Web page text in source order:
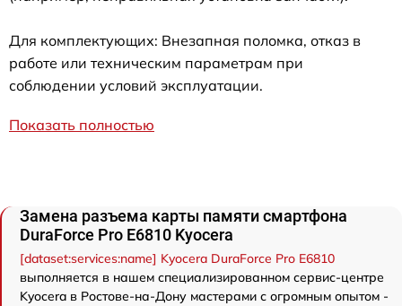
Для комплектующих: Внезапная поломка, отказ в
работе или техническим параметрам при
соблюдении условий эксплуатации.
Показать полностью
Замена разъема карты памяти смартфона
DuraForce Pro E6810 Kyocera
[dataset:services:name] Kyocera DuraForce Pro E6810
выполняется в нашем специализированном сервис-центре
Kyocera в Ростове-на-Дону мастерами с огромным опытом -